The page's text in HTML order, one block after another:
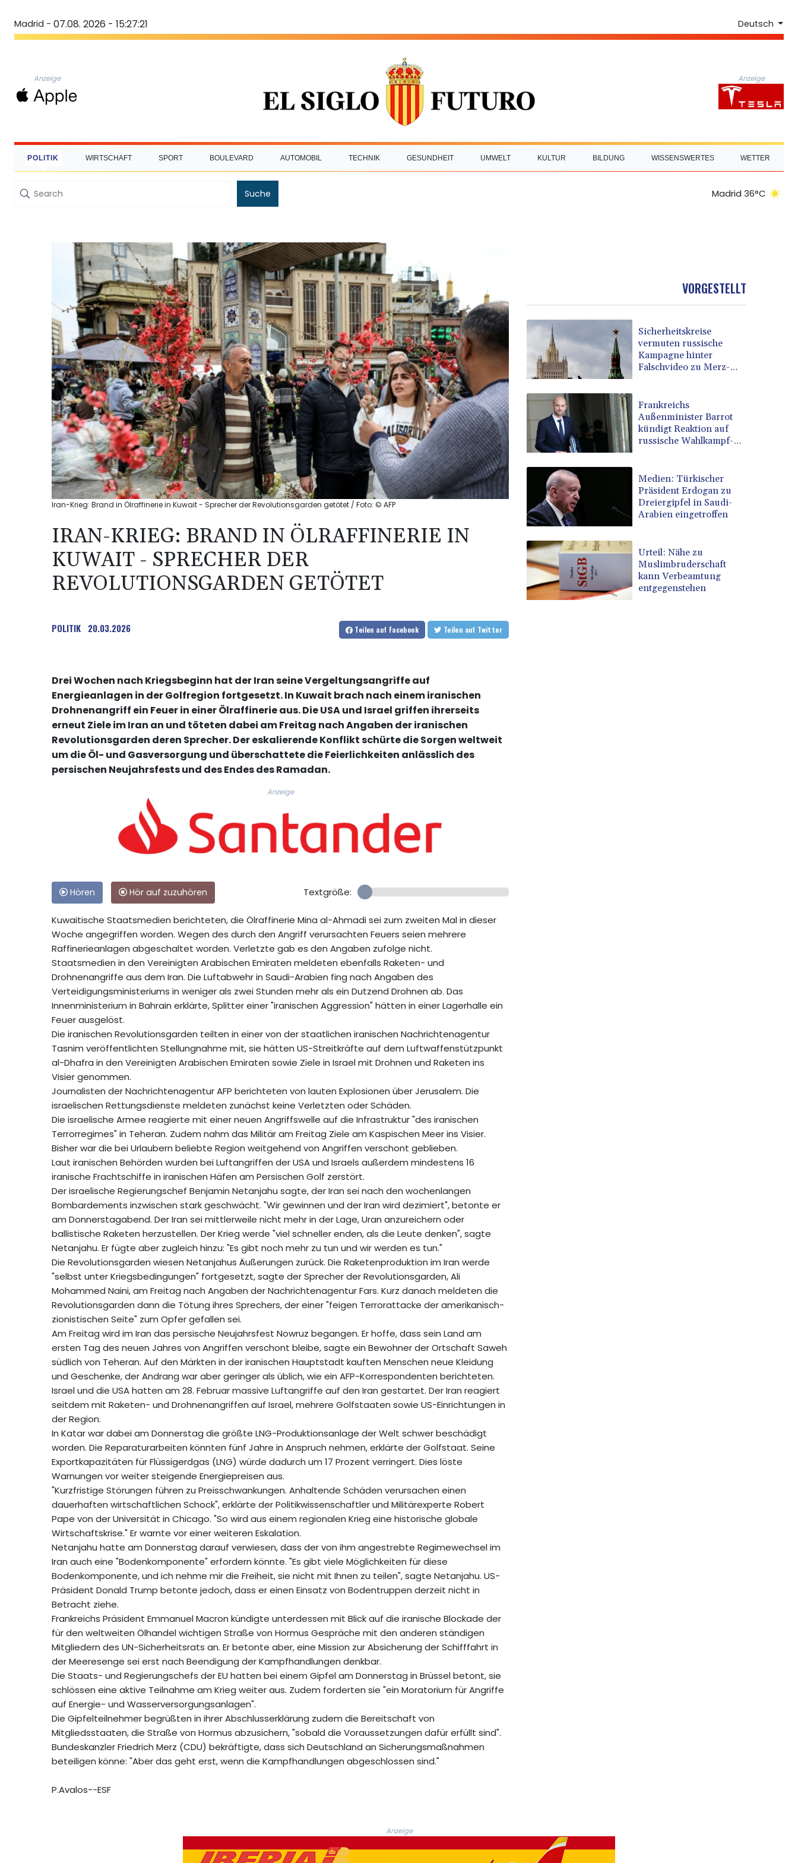
Madrid - 07.08. 2026 - 15:27:22 Deutsch
Anzeige Anzeige
POLITIK WIRTSCHAFT SPORT BOULEVARD AUTOMOBIL TECHNIK GESUNDHEIT UMWELT KULTUR BILDUNG WISSENSWERTES WETTER
Suche Madrid 36°C
Iran-Krieg: Brand in Ölraffinerie in Kuwait - Sprecher der Revolutionsgarden getötet / Foto: © AFP
IRAN-KRIEG: BRAND IN ÖLRAFFINERIE IN
KUWAIT - SPRECHER DER
REVOLUTIONSGARDEN GETÖTET
POLITIK 20.03.2026 Teilen auf Facebook Teilen auf Twitter
Drei Wochen nach Kriegsbeginn hat der Iran seine Vergeltungsangriffe auf
Energieanlagen in der Golfregion fortgesetzt. In Kuwait brach nach einem iranischen
Drohnenangriff ein Feuer in einer Ölraffinerie aus. Die USA und Israel griffen ihrerseits
erneut Ziele im Iran an und töteten dabei am Freitag nach Angaben der iranischen
Revolutionsgarden deren Sprecher. Der eskalierende Konflikt schürte die Sorgen weltweit
um die Öl- und Gasversorgung und überschattete die Feierlichkeiten anlässlich des
persischen Neujahrsfests und des Endes des Ramadan.
Anzeige
Hören Hör auf zuzuhören Textgröße:
Kuwaitische Staatsmedien berichteten, die Ölraffinerie Mina al-Ahmadi sei zum zweiten Mal in dieser
Woche angegriffen worden. Wegen des durch den Angriff verursachten Feuers seien mehrere
Raffinerieanlagen abgeschaltet worden. Verletzte gab es den Angaben zufolge nicht.
Staatsmedien in den Vereinigten Arabischen Emiraten meldeten ebenfalls Raketen- und
Drohnenangriffe aus dem Iran. Die Luftabwehr in Saudi-Arabien fing nach Angaben des
Verteidigungsministeriums in weniger als zwei Stunden mehr als ein Dutzend Drohnen ab. Das
Innenministerium in Bahrain erklärte, Splitter einer "iranischen Aggression" hätten in einer Lagerhalle ein
Feuer ausgelöst.
Die iranischen Revolutionsgarden teilten in einer von der staatlichen iranischen Nachrichtenagentur
Tasnim veröffentlichten Stellungnahme mit, sie hätten US-Streitkräfte auf dem Luftwaffenstützpunkt
al-Dhafra in den Vereinigten Arabischen Emiraten sowie Ziele in Israel mit Drohnen und Raketen ins
Visier genommen.
Journalisten der Nachrichtenagentur AFP berichteten von lauten Explosionen über Jerusalem. Die
israelischen Rettungsdienste meldeten zunächst keine Verletzten oder Schäden.
Die israelische Armee reagierte mit einer neuen Angriffswelle auf die Infrastruktur "des iranischen
Terrorregimes" in Teheran. Zudem nahm das Militär am Freitag Ziele am Kaspischen Meer ins Visier.
Bisher war die bei Urlaubern beliebte Region weitgehend von Angriffen verschont geblieben.
Laut iranischen Behörden wurden bei Luftangriffen der USA und Israels außerdem mindestens 16
iranische Frachtschiffe in iranischen Häfen am Persischen Golf zerstört.
Der israelische Regierungschef Benjamin Netanjahu sagte, der Iran sei nach den wochenlangen
Bombardements inzwischen stark geschwächt. "Wir gewinnen und der Iran wird dezimiert", betonte er
am Donnerstagabend. Der Iran sei mittlerweile nicht mehr in der Lage, Uran anzureichern oder
ballistische Raketen herzustellen. Der Krieg werde "viel schneller enden, als die Leute denken", sagte
Netanjahu. Er fügte aber zugleich hinzu: "Es gibt noch mehr zu tun und wir werden es tun."
Die Revolutionsgarden wiesen Netanjahus Äußerungen zurück. Die Raketenproduktion im Iran werde
"selbst unter Kriegsbedingungen" fortgesetzt, sagte der Sprecher der Revolutionsgarden, Ali
Mohammed Naini, am Freitag nach Angaben der Nachrichtenagentur Fars. Kurz danach meldeten die
Revolutionsgarden dann die Tötung ihres Sprechers, der einer "feigen Terrorattacke der amerikanisch-
zionistischen Seite" zum Opfer gefallen sei.
Am Freitag wird im Iran das persische Neujahrsfest Nowruz begangen. Er hoffe, dass sein Land am
ersten Tag des neuen Jahres von Angriffen verschont bleibe, sagte ein Bewohner der Ortschaft Saweh
südlich von Teheran. Auf den Märkten in der iranischen Hauptstadt kauften Menschen neue Kleidung
und Geschenke, der Andrang war aber geringer als üblich, wie ein AFP-Korrespondenten berichteten.
Israel und die USA hatten am 28. Februar massive Luftangriffe auf den Iran gestartet. Der Iran reagiert
seitdem mit Raketen- und Drohnenangriffen auf Israel, mehrere Golfstaaten sowie US-Einrichtungen in
der Region.
In Katar war dabei am Donnerstag die größte LNG-Produktionsanlage der Welt schwer beschädigt
worden. Die Reparaturarbeiten könnten fünf Jahre in Anspruch nehmen, erklärte der Golfstaat. Seine
Exportkapazitäten für Flüssigerdgas (LNG) würde dadurch um 17 Prozent verringert. Dies löste
Warnungen vor weiter steigende Energiepreisen aus.
"Kurzfristige Störungen führen zu Preisschwankungen. Anhaltende Schäden verursachen einen
dauerhaften wirtschaftlichen Schock", erklärte der Politikwissenschaftler und Militärexperte Robert
Pape von der Universität in Chicago. "So wird aus einem regionalen Krieg eine historische globale
Wirtschaftskrise." Er warnte vor einer weiteren Eskalation.
Netanjahu hatte am Donnerstag darauf verwiesen, dass der von ihm angestrebte Regimewechsel im
Iran auch eine "Bodenkomponente" erfordern könnte. "Es gibt viele Möglichkeiten für diese
Bodenkomponente, und ich nehme mir die Freiheit, sie nicht mit Ihnen zu teilen", sagte Netanjahu. US-
Präsident Donald Trump betonte jedoch, dass er einen Einsatz von Bodentruppen derzeit nicht in
Betracht ziehe.
Frankreichs Präsident Emmanuel Macron kündigte unterdessen mit Blick auf die iranische Blockade der
für den weltweiten Ölhandel wichtigen Straße von Hormus Gespräche mit den anderen ständigen
Mitgliedern des UN-Sicherheitsrats an. Er betonte aber, eine Mission zur Absicherung der Schifffahrt in
der Meeresenge sei erst nach Beendigung der Kampfhandlungen denkbar.
Die Staats- und Regierungschefs der EU hatten bei einem Gipfel am Donnerstag in Brüssel betont, sie
schlössen eine aktive Teilnahme am Krieg weiter aus. Zudem forderten sie "ein Moratorium für Angriffe
auf Energie- und Wasserversorgungsanlagen".
Die Gipfelteilnehmer begrüßten in ihrer Abschlusserklärung zudem die Bereitschaft von
Mitgliedsstaaten, die Straße von Hormus abzusichern, "sobald die Voraussetzungen dafür erfüllt sind".
Bundeskanzler Friedrich Merz (CDU) bekräftigte, dass sich Deutschland an Sicherungsmaßnahmen
beteiligen könne: "Aber das geht erst, wenn die Kampfhandlungen abgeschlossen sind."
P.Avalos--ESF
VORGESTELLT
Sicherheitskreise
vermuten russische
Kampagne hinter
Falschvideo zu Merz-
Frankreichs
Außenminister Barrot
kündigt Reaktion auf
russische Wahlkampf-
Medien: Türkischer
Präsident Erdogan zu
Dreiergipfel in Saudi-
Arabien eingetroffen
Urteil: Nähe zu
Muslimbruderschaft
kann Verbeamtung
entgegenstehen
Anzeige